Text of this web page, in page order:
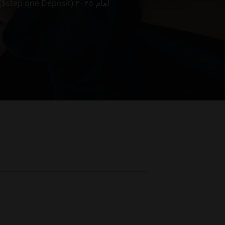
أفضل كازينوهات الإنترنت التي تقبل الإيداع من الخطوة الأولى ($step one Deposit) لعام ٢٠٢٥